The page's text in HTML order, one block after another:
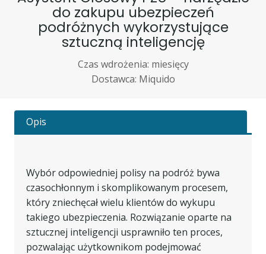
do zakupu ubezpieczeń
podróżnych wykorzystujące
sztuczną inteligencję
Czas wdrożenia: miesięcy
Dostawca: Miquido
Opis
Wybór odpowiedniej polisy na podróż bywa
czasochłonnym i skomplikowanym procesem,
który zniechęcał wielu klientów do wykupu
takiego ubezpieczenia. Rozwiązanie oparte na
sztucznej inteligencji usprawniło ten proces,
pozwalając użytkownikom podejmować